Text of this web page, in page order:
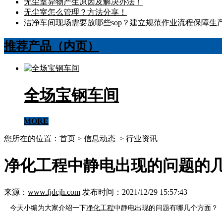
无尘室怎么管理？方法分享！
洁净车间现场需要放哪些sop？建立规范作业流程保障生
推荐产品（内页）
全场宝钢车间
MORE
您所在的位置： 首页 > 信息动态 > 行业资讯
净化工程中静电出现的问题的
来源： www.fjdcjh.com 发布时间：2021/12/29 15:57:43
今天小编为大家介绍一下净化工程中静电出现的问题有哪几个方面？